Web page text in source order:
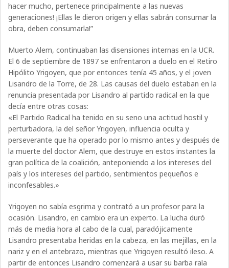
hacer mucho, pertenece principalmente a las nuevas
generaciones! ¡Ellas le dieron origen y ellas sabrán consumar la
obra, deben consumarla!”
Muerto Alem, continuaban las disensiones internas en la UCR.
El 6 de septiembre de 1897 se enfrentaron a duelo en el Retiro
Hipólito Yrigoyen, que por entonces tenía 45 años, y el joven
Lisandro de la Torre, de 28. Las causas del duelo estaban en la
renuncia presentada por Lisandro al partido radical en la que
decía entre otras cosas:
«El Partido Radical ha tenido en su seno una actitud hostil y
perturbadora, la del señor Yrigoyen, influencia oculta y
perseverante que ha operado por lo mismo antes y después de
la muerte del doctor Alem, que destruye en estos instantes la
gran política de la coalición, anteponiendo a los intereses del
país y los intereses del partido, sentimientos pequeños e
inconfesables.»
Yrigoyen no sabía esgrima y contrató a un profesor para la
ocasión. Lisandro, en cambio era un experto. La lucha duró
más de media hora al cabo de la cual, paradójicamente
Lisandro presentaba heridas en la cabeza, en las mejillas, en la
nariz y en el antebrazo, mientras que Yrigoyen resultó ileso. A
partir de entonces Lisandro comenzará a usar su barba rala